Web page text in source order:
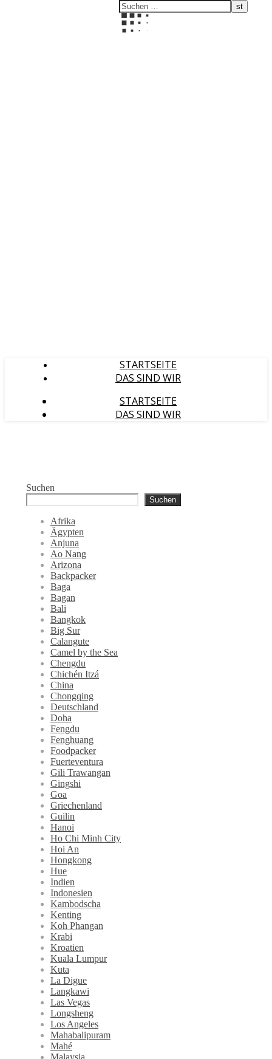
STARTSEITE
DAS SIND WIR
STARTSEITE
DAS SIND WIR
Suchen
Suchen
Afrika
Ägypten
Anjuna
Ao Nang
Arizona
Backpacker
Baga
Bagan
Bali
Bangkok
Big Sur
Calangute
Camel by the Sea
Chengdu
Chichén Itzá
China
Chongqing
Deutschland
Doha
Fengdu
Fenghuang
Foodpacker
Fuerteventura
Gili Trawangan
Gingshi
Goa
Griechenland
Guilin
Hanoi
Ho Chi Minh City
Hoi An
Hongkong
Hue
Indien
Indonesien
Kambodscha
Kenting
Koh Phangan
Krabi
Kroatien
Kuala Lumpur
Kuta
La Digue
Langkawi
Las Vegas
Longsheng
Los Angeles
Mahabalipuram
Mahé
Malaysia